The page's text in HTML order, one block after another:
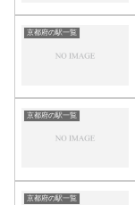
京都府の駅一覧
京都府の駅一覧
京都府の駅一覧